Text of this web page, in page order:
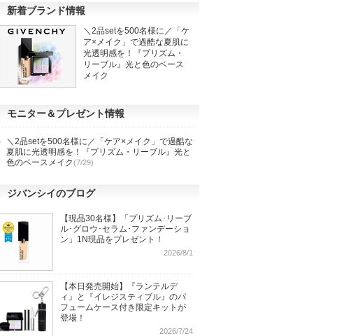
新着ブランド情報
＼2品setを500名様に／「ケ
ア×メイク」で過酷な夏肌に
光透明感を！『プリズム・
リーブル』光と色のベース
メイク
モニター＆プレゼント情報
＼2品setを500名様に／「ケア×メイク」で過酷な
夏肌に光透明感を！『プリズム・リーブル』光と
色のベースメイク(7/29)
ジバンシイのブログ
【現品30名様】「プリズム･リーブ
ル･グロウ･セラム･ファンデーショ
ン」1N現品をプレゼント！
2026/8/1
【本日発売開始】『ランテルデ
ィ』と『イレジスティブル』のパ
フュームケース付き限定キットが
登場！
2026/7/24